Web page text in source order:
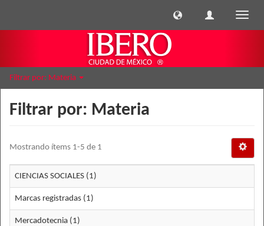
Filtrar por: Materia
Filtrar por: Materia
Mostrando ítems 1-5 de 1
CIENCIAS SOCIALES (1)
Marcas registradas (1)
Mercadotecnia (1)